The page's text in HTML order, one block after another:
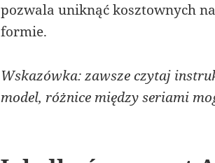
pozwala uniknąć kosztownych
formie.
Wskazówka: zawsze czytaj
model, różnice między seriami